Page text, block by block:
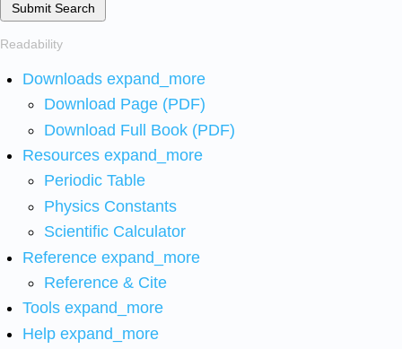
Submit Search
Readability
Downloads expand_more
Download Page (PDF)
Download Full Book (PDF)
Resources expand_more
Periodic Table
Physics Constants
Scientific Calculator
Reference expand_more
Reference & Cite
Tools expand_more
Help expand_more